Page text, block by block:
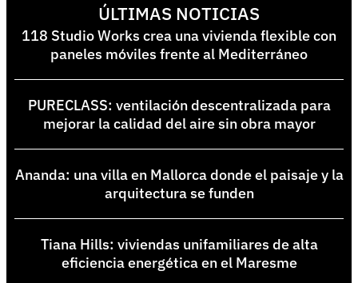
ÚLTIMAS NOTICIAS
118 Studio Works crea una vivienda flexible con
paneles móviles frente al Mediterráneo
PURECLASS: ventilación descentralizada para
mejorar la calidad del aire sin obra mayor
Ananda: una villa en Mallorca donde el paisaje y la
arquitectura se funden
Tiana Hills: viviendas unifamiliares de alta
eficiencia energética en el Maresme